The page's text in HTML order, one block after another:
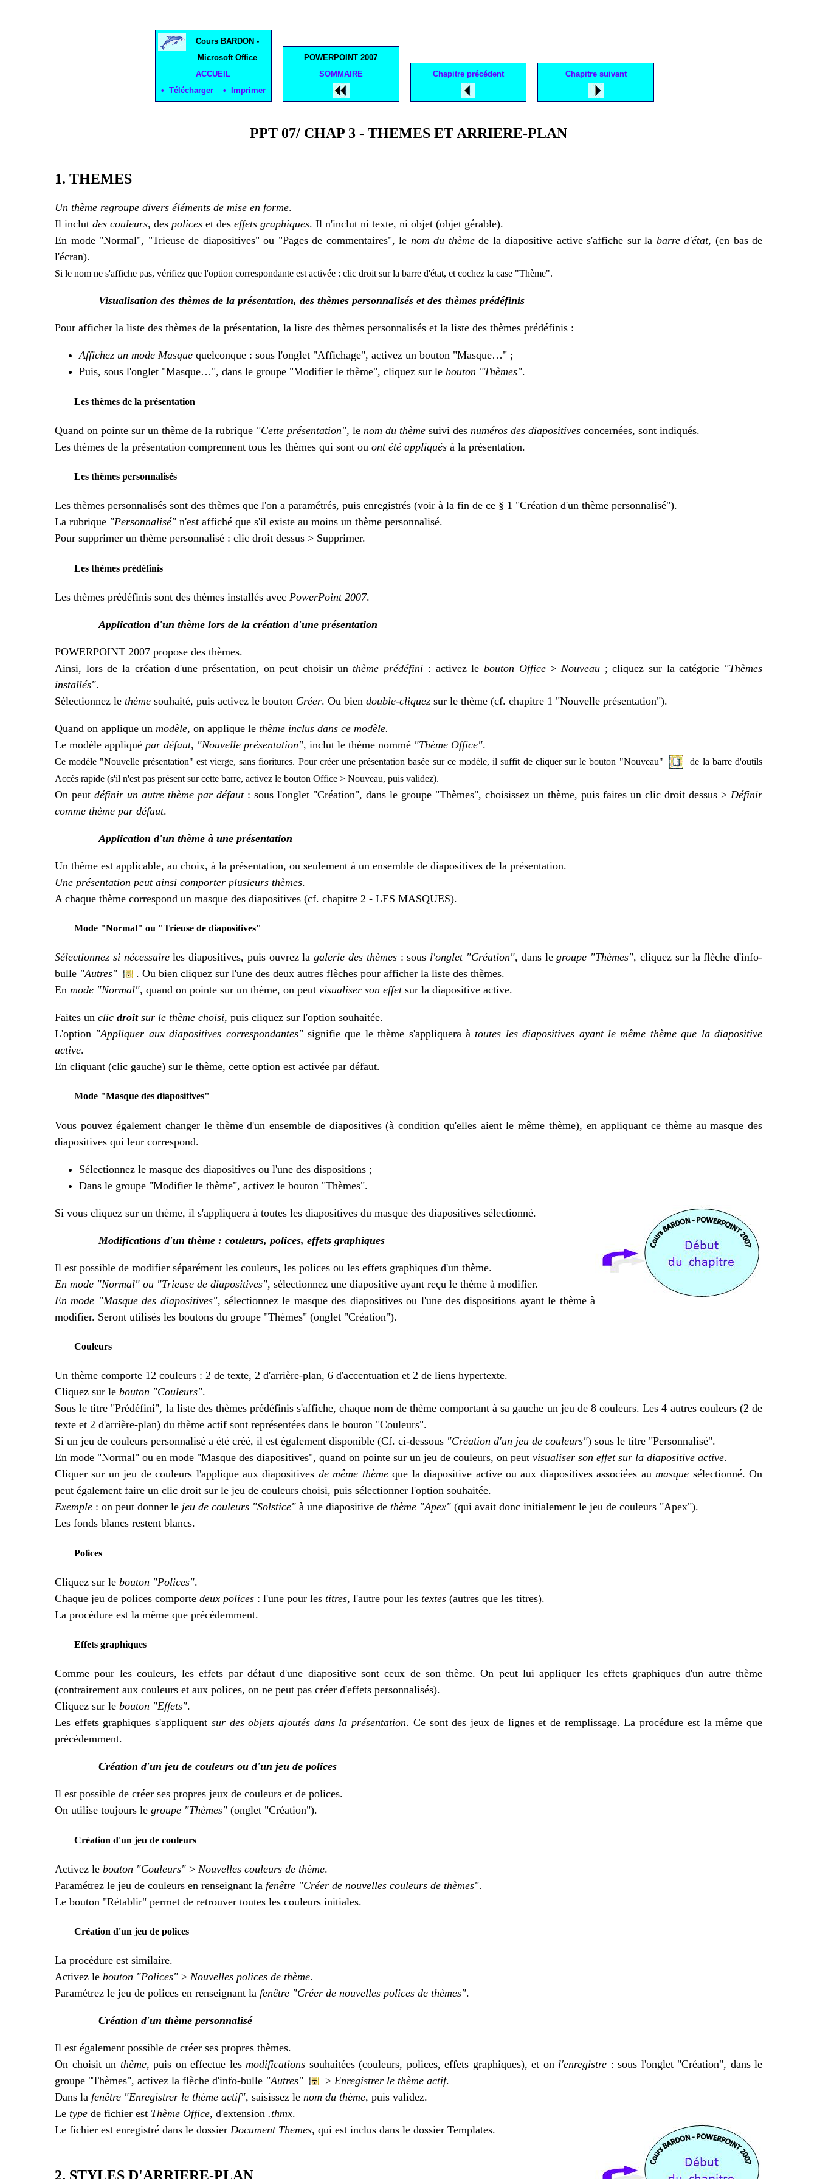
Cours BARDON -
Microsoft Office
ACCUEIL
• Télécharger • Imprimer
POWERPOINT 2007
SOMMAIRE
Chapitre précédent Chapitre suivant
PPT 07/ CHAP 3 - THEMES ET ARRIERE-PLAN
1. THEMES
Un thème regroupe divers éléments de mise en forme.
Il inclut des couleurs, des polices et des effets graphiques. Il n'inclut ni texte, ni objet (objet gérable).
En mode "Normal", "Trieuse de diapositives" ou "Pages de commentaires", le nom du thèmede la diapositive active s'affiche sur la barre d'état, (en bas de
l'écran).
Si le nom ne s'affiche pas, vérifiez que l'option correspondante est activée : clic droit sur la barre d'état, et cochez la case "Thème".
Visualisation des thèmes de la présentation, des thèmes personnalisés et des thèmes prédéfinis
Pour afficher la liste des thèmes de la présentation, la liste des thèmes personnalisés et la liste des thèmes prédéfinis :
Affichez un mode Masque quelconque : sous l'onglet "Affichage", activez un bouton "Masque…" ;
Puis, sous l'onglet "Masque…", dans le groupe "Modifier le thème", cliquez sur le bouton "Thèmes".
Les thèmes de la présentation
Quand on pointe sur un thème de la rubrique "Cette présentation", le nom du thème suivi des numéros des diapositives concernées, sont indiqués.
Les thèmes de la présentation comprennent tous les thèmes qui sont ou ont été appliqués à la présentation.
Les thèmes personnalisés
Les thèmes personnalisés sont des thèmes que l'on a paramétrés, puis enregistrés (voir à la fin de ce § 1 "Création d'un thème personnalisé").
La rubrique "Personnalisé" n'est affiché que s'il existe au moins un thème personnalisé.
Pour supprimer un thème personnalisé : clic droit dessus > Supprimer.
Les thèmes prédéfinis
Les thèmes prédéfinis sont des thèmes installés avec PowerPoint 2007.
Application d'un thème lors de la création d'une présentation
POWERPOINT 2007 propose des thèmes.
Ainsi, lors de la création d'une présentation, on peut choisir unthème prédéfini : activez le bouton Office> Nouveau; cliquez sur la catégorie "Thèmes
installés".
Sélectionnez le thème souhaité, puis activez le bouton Créer. Ou bien double-cliquez sur le thème (cf. chapitre 1 "Nouvelle présentation").
Quand on applique un modèle, on applique le thème inclus dans ce modèle.
Le modèle appliqué par défaut, "Nouvelle présentation", inclut le thème nommé "Thème Office".
Ce modèle "Nouvelle présentation" est vierge, sans fioritures. Pour créer une présentation basée sur ce modèle, il suffit de cliquer sur le bouton "Nouveau"
de la barre d'outils
Accès rapide (s'il n'est pas présent sur cette barre, activez le bouton Office > Nouveau, puis validez).
On peut définir un autre thème par défaut: sous l'onglet "Création", dans le groupe "Thèmes", choisissez un thème, puis faites un clic droit dessus > Définir
comme thème par défaut.
Application d'un thème à une présentation
Un thème est applicable, au choix, à la présentation, ou seulement à un ensemble de diapositives de la présentation.
Une présentation peut ainsi comporter plusieurs thèmes.
A chaque thème correspond un masque des diapositives (cf. chapitre 2 - LES MASQUES).
Mode "Normal" ou "Trieuse de diapositives"
Sélectionnez si nécessaireles diapositives, puis ouvrez lagalerie des thèmes: sous l'onglet "Création", dans legroupe "Thèmes", cliquez sur la flèche d'info-
bulle "Autres"
. Ou bien cliquez sur l'une des deux autres flèches pour afficher la liste des thèmes.
En mode "Normal", quand on pointe sur un thème, on peut visualiser son effetsur la diapositive active.
Faites un clic droitsur le thème choisi, puis cliquez sur l'option souhaitée.
L'option "Appliquer aux diapositives correspondantes"signifie que le thème s'appliquera àtoutes les diapositives ayant le même thème que la diapositive
active.
En cliquant (clic gauche) sur le thème, cette option est activée par défaut.
Mode "Masque des diapositives"
Vous pouvez également changer le thème d'un ensemble de diapositives (à condition qu'elles aient le même thème), en appliquant ce thème au masque des
diapositives qui leur correspond.
Sélectionnez le masque des diapositives ou l'une des dispositions ;
Dans le groupe "Modifier le thème", activez le bouton "Thèmes".
Si vous cliquez sur un thème, il s'appliquera à toutes les diapositives du masque des diapositives sélectionné.
Modifications d'un thème : couleurs, polices, effets graphiques
Il est possible de modifier séparément les couleurs, les polices ou les effets graphiques d'un thème.
En mode "Normal" ou "Trieuse de diapositives", sélectionnez une diapositive ayant reçu le thème à modifier.
En mode "Masque des diapositives", sélectionnez le masque des diapositives ou l'une des dispositions ayant le thème à
modifier. Seront utilisés les boutons du groupe "Thèmes" (onglet "Création").
Couleurs
Un thème comporte 12 couleurs : 2 de texte, 2 d'arrière-plan, 6 d'accentuation et 2 de liens hypertexte.
Cliquez sur le bouton "Couleurs".
Sous le titre "Prédéfini", la liste des thèmes prédéfinis s'affiche, chaque nom de thème comportant à sa gauche un jeu de 8 couleurs. Les 4 autres couleurs (2 de
texte et 2 d'arrière-plan) du thème actif sont représentées dans le bouton "Couleurs".
Si un jeu de couleurs personnalisé a été créé, il est également disponible (Cf. ci-dessous "Création d'un jeu de couleurs") sous le titre "Personnalisé".
En mode "Normal" ou en mode "Masque des diapositives", quand on pointe sur un jeu de couleurs, on peut visualiser son effet sur la diapositive active.
Cliquer sur un jeu de couleurs l'applique aux diapositives de même thèmeque la diapositive active ou aux diapositives associées aumasque sélectionné. On
peut également faire un clic droit sur le jeu de couleurs choisi, puis sélectionner l'option souhaitée.
Exemple : on peut donner le jeu de couleurs "Solstice" à une diapositive de thème "Apex" (qui avait donc initialement le jeu de couleurs "Apex").
Les fonds blancs restent blancs.
Polices
Cliquez sur le bouton "Polices".
Chaque jeu de polices comporte deux polices : l'une pour les titres, l'autre pour les textes (autres que les titres).
La procédure est la même que précédemment.
Effets graphiques
Comme pour les couleurs, les effets par défaut d'une diapositive sont ceux de son thème. On peut lui appliquer les effets graphiques d'un autre thème
(contrairement aux couleurs et aux polices, on ne peut pas créer d'effets personnalisés).
Cliquez sur le bouton "Effets".
Les effets graphiques s'appliquent sur des objets ajoutés dans la présentation. Ce sont des jeux de lignes et de remplissage. La procédure est la même que
précédemment.
Création d'un jeu de couleurs ou d'un jeu de polices
Il est possible de créer ses propres jeux de couleurs et de polices.
On utilise toujours le groupe "Thèmes" (onglet "Création").
Création d'un jeu de couleurs
Activez le bouton "Couleurs" > Nouvelles couleurs de thème.
Paramétrez le jeu de couleurs en renseignant la fenêtre "Créer de nouvelles couleurs de thèmes".
Le bouton "Rétablir" permet de retrouver toutes les couleurs initiales.
Création d'un jeu de polices
La procédure est similaire.
Activez le bouton "Polices" > Nouvelles polices de thème.
Paramétrez le jeu de polices en renseignant la fenêtre "Créer de nouvelles polices de thèmes".
Création d'un thème personnalisé
Il est également possible de créer ses propres thèmes.
On choisit un thème, puis on effectue les modifications souhaitées (couleurs, polices, effets graphiques), et on l'enregistre : sous l'onglet "Création", dans le
groupe "Thèmes", activez la flèche d'info-bulle "Autres" > Enregistrer le thème actif.
Dans la fenêtre "Enregistrer le thème actif", saisissez le nom du thème, puis validez.
Le type de fichier est Thème Office, d'extension .thmx.
Le fichier est enregistré dans le dossier Document Themes, qui est inclus dans le dossier Templates.
2. STYLES D'ARRIERE-PLAN